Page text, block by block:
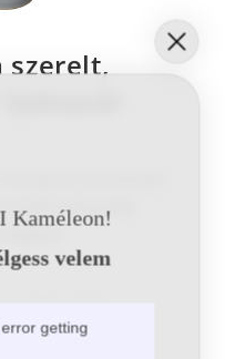
szerelt,
garancia érvényes.
választéka
konfigurációk
Kaméleon!
velem
getting